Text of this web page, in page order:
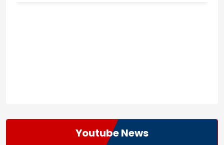
Youtube News